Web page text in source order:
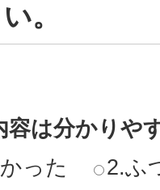
。
容は分かりや
った
2.ふ